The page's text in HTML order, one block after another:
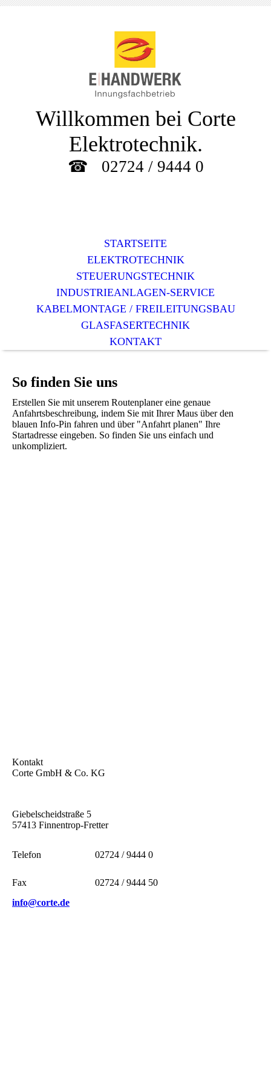
Willkommen bei Corte
Elektrotechnik.
☎ 02724 / 9444 0
STARTSEITE
ELEKTROTECHNIK
STEUERUNGSTECHNIK
INDUSTRIEANLAGEN-SERVICE
KABELMONTAGE / FREILEITUNGSBAU
GLASFASERTECHNIK
KONTAKT
So finden Sie uns
Erstellen Sie mit unserem Routenplaner eine genaue
Anfahrtsbeschreibung, indem Sie mit Ihrer Maus über den
blauen Info-Pin fahren und über "Anfahrt planen" Ihre
Startadresse eingeben. So finden Sie uns einfach und
unkompliziert.
Kontakt
Corte GmbH & Co. KG
Giebelscheidstraße 5
57413 Finnentrop-Fretter
Telefon 02724 / 9444 0
Fax
02724 / 9444 50
info@corte.de